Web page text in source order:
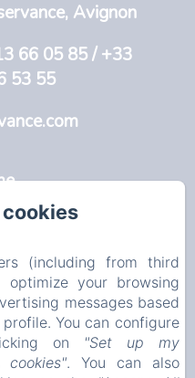
Avignon
66 05 85 / +33
53 55
(including from third
your browsing
messages based
You can configure
on
"Set up my
cookies". You can also